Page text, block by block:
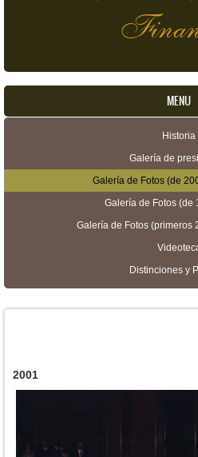
MENU
Historia
Galería de
Galería de Fotos (de
Galería de Fotos (de
Galería de Fotos (primeros
Distinciones y
2001